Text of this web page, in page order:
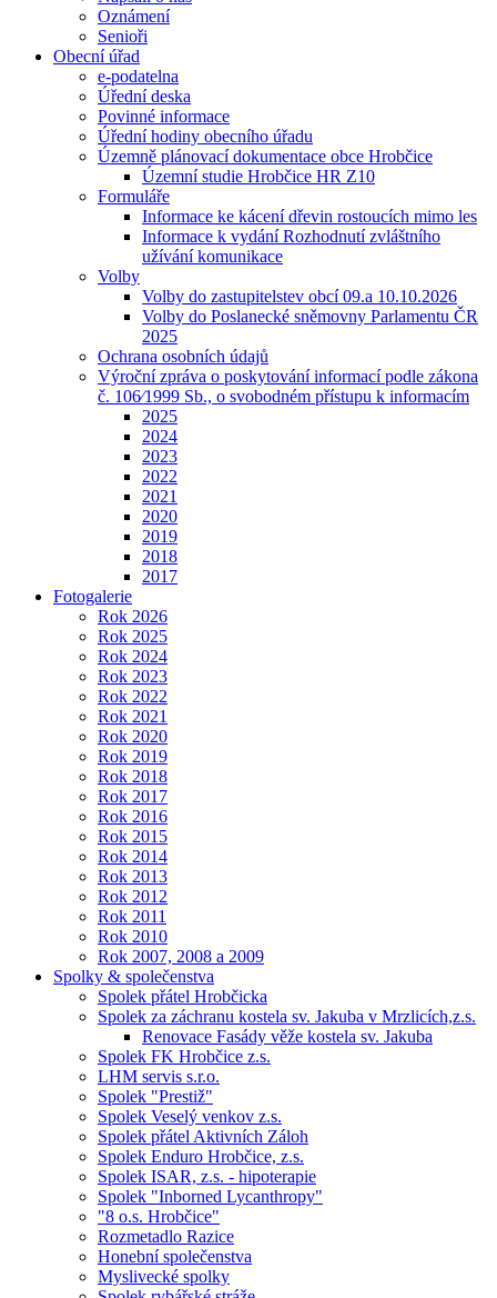
Oznámení
Senioři
Obecní úřad
e-podatelna
Úřední deska
Povinné informace
Úřední hodiny obecního úřadu
Územně plánovací dokumentace obce Hrobčice
Územní studie Hrobčice HR Z10
Formuláře
Informace ke kácení dřevin rostoucích mimo les
Informace k vydání Rozhodnutí zvláštního
užívání komunikace
Volby
Volby do zastupitelstev obcí 09.a 10.10.2026
Volby do Poslanecké sněmovny Parlamentu ČR
2025
Ochrana osobních údajů
Výroční zpráva o poskytování informací podle zákona
č. 106⁄1999 Sb., o svobodném přístupu k informacím
2025
2024
2023
2022
2021
2020
2019
2018
2017
Fotogalerie
Rok 2026
Rok 2025
Rok 2024
Rok 2023
Rok 2022
Rok 2021
Rok 2020
Rok 2019
Rok 2018
Rok 2017
Rok 2016
Rok 2015
Rok 2014
Rok 2013
Rok 2012
Rok 2011
Rok 2010
Rok 2007, 2008 a 2009
Spolky & společenstva
Spolek přátel Hrobčicka
Spolek za záchranu kostela sv. Jakuba v Mrzlicích,z.s.
Renovace Fasády věže kostela sv. Jakuba
Spolek FK Hrobčice z.s.
LHM servis s.r.o.
Spolek "Prestiž"
Spolek Veselý venkov z.s.
Spolek přátel Aktivních Záloh
Spolek Enduro Hrobčice, z.s.
Spolek ISAR, z.s. - hipoterapie
Spolek "Inborned Lycanthropy"
"8 o.s. Hrobčice"
Rozmetadlo Razice
Honební společenstva
Myslivecké spolky